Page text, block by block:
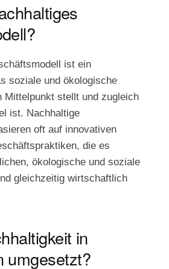
ist ein
soziale und ökologische
Mittelpunkt stellt und zugleich
ist. Nachhaltige
oft auf innovativen
die es
ökologische und soziale
gleichzeitig wirtschaftlich
in
umgesetzt?